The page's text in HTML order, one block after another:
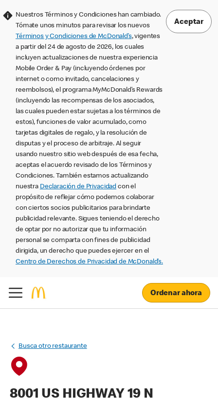
Nuestros Términos y Condiciones han cambiado.
Tómate unos minutos para revisar los nuevos
Términos y Condiciones de McDonald’s, vigentes
a partir del 24 de agosto de 2026, los cuales
incluyen actualizaciones de nuestra experiencia
Mobile Order & Pay (incluyendo órdenes por
internet o como invitado, cancelaciones y
reembolsos), el programa MyMcDonald’s Rewards
(incluyendo las recompensas de los asociados,
las cuales pueden estar sujetas a los términos de
estos), funciones de valor acumulado, como
tarjetas digitales de regalo, y la resolución de
disputas y el proceso de arbitraje. Al seguir
usando nuestro sitio web después de esa fecha,
aceptas el acuerdo revisado de los Términos y
Condiciones. También estamos actualizando
nuestra Declaración de Privacidad con el
propósito de reflejar cómo podemos colaborar
con ciertos socios publicitarios para brindarte
publicidad relevante. Sigues teniendo el derecho
de optar por no autorizar que tu información
personal se comparta con fines de publicidad
dirigida, un derecho que puedes ejercer en el
Centro de Derechos de Privacidad de McDonald’s.
Aceptar
Ordenar ahora
Busca otro restaurante
8001 US HIGHWAY 19 N